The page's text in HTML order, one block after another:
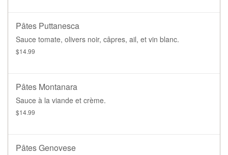
Pâtes Puttanesca
Sauce tomate, olivers noir, câpres, ail, et vin blanc.
$14.99
Pâtes Montanara
Sauce à la viande et crème.
$14.99
Pâtes Genovese